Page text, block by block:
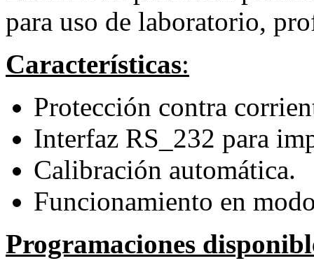
para uso de laboratorio,
Características:
Protección contra
Interfaz RS_232 para
Calibración automática.
Funcionamiento en
Programaciones